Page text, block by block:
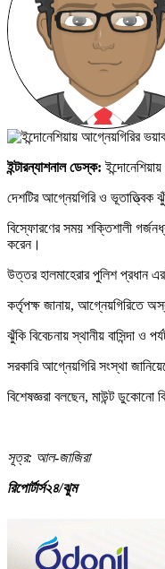
ইন্টারন্যাশনাল ডেস্ক:
দেশটির আগ্নেয়গিরি ও ভূতাত্ত্বিক
বিস্ফোরণের সময় শক্তিশালী
করেন।
উত্তর হালমাহেরার পুলিশ প্রধান
কর্তৃপক্ষ জানায়, আগ্নেয়গিরিতে
ঝুঁকি বিবেচনায় স্থানীয় বাসিন্দা ও
সরকারি আগ্নেয়গিরি সংস্থা
বিশেষজ্ঞরা বলছেন, মাউন্ট
সূত্র: আল-জাজিরা
রিপোর্টার্স২৪/ঝুম